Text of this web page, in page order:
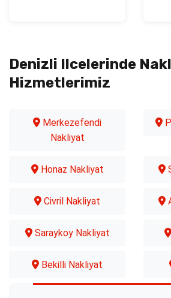
Denizli Ilcelerinde
Hizmetlerimiz
Merkezefendi
Nakliyat
Honaz Nakliyat
Civril Nakliyat
Saraykoy Nakliyat
Bekilli Nakliyat